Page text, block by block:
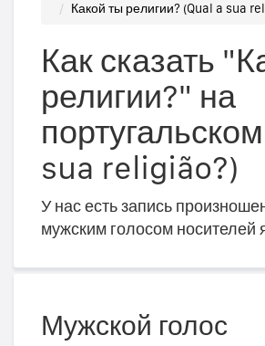
Какой ты религии? (Qual a sua
Как сказать
религии?" на
sua religião?)
У нас есть запись
мужским голосом носителей
Мужской голос